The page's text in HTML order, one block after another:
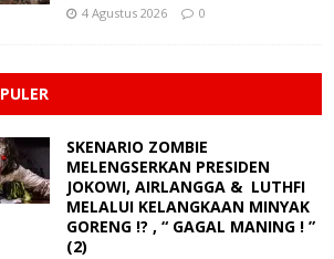
4 Agustus 2026 0
SKENARIO ZOMBIE
MELENGSERKAN PRESIDEN
JOKOWI, AIRLANGGA & LUTHFI
MELALUI KELANGKAAN MINYAK
GORENG !? , “ GAGAL MANING ! ”
(2)